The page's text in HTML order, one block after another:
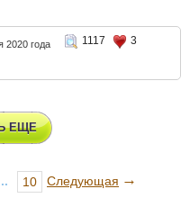
2020 года 1117
3
ЕЩЕ
10 Следующая →